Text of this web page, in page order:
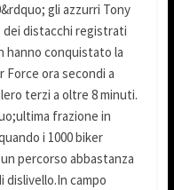
gli azzurri Tony
dei distacchi registrati
hanno conquistato la
Force ora secondi a
terzi a oltre 8 minuti.
frazione in
i 1000 biker
percorso abbastanza
dislivello.In campo